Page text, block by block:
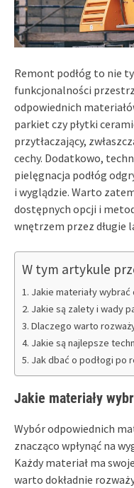
Remont podłóg to nie
funkcjonalności
odpowiednich
parkiet czy płytki
przytłaczający,
cechy. Dodatkowo,
pielęgnacja podłóg
i wyglądzie. Warto
dostępnych opcji i
wnętrzem przez długie
W tym artykule
Jakie materiały wybrać
Jakie są zalety i wady
Dlaczego warto
Jakie są najlepsze
Jak dbać o podłogi po
Jakie materiały
Wybór odpowiednich
znacząco wpłynąć na
Każdy materiał ma
warto dokładnie